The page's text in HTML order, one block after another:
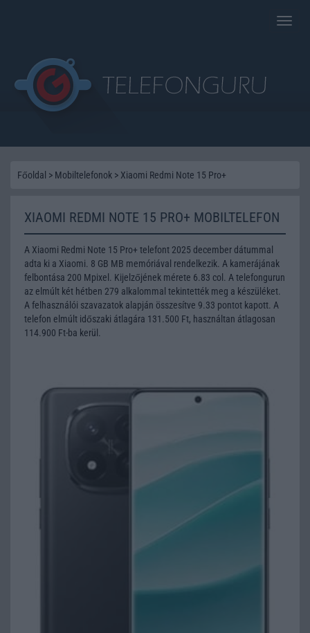
Toggle
Főoldal > Mobiltelefonok > Xiaomi Redmi Note 15 Pro+
XIAOMI REDMI NOTE 15 PRO+ MOBILTELEFON
A Xiaomi Redmi Note 15 Pro+ telefont 2025 december dátummal
adta ki a Xiaomi. 8 GB MB memóriával rendelkezik. A kamerájának
felbontása 200 Mpixel. Kijelzőjének mérete 6.83 col. A telefongurun
az elmúlt két hétben 279 alkalommal tekintették meg a készüléket.
A felhasználói szavazatok alapján összesítve 9.33 pontot kapott. A
telefon elmúlt időszaki átlagára 131.500 Ft, használtan átlagosan
114.900 Ft-ba kerül.